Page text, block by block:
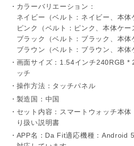
カラーバリエーション：
ネイビー（ベルト：ネイビー、本体
ピンク（ベルト：ピンク、本体ケー
ブラック（ベルト：ブラック、本体
ブラウン（ベルト：ブラウン、本体
画面サイズ：1.54インチ240RGB *
ッチ
操作方法：タッチパネル
製造国：中国
セット内容：スマートウォッチ本体
り扱い説明書
APP名：Da Fit適応機種：Android